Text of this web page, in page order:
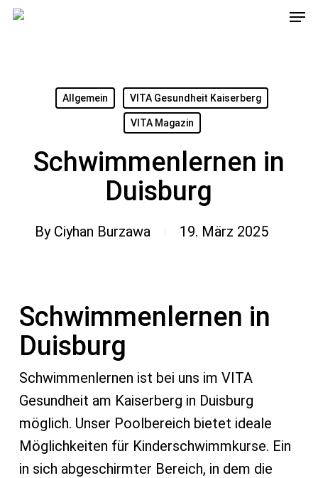
Skip
Allgemein VITA Gesundheit Kaiserberg
VITA Magazin
Schwimmenlernen in
Duisburg
By Ciyhan Burzawa 19. März 2025
Schwimmenlernen in
Duisburg
Schwimmenlernen ist bei uns im VITA
Gesundheit am Kaiserberg in Duisburg
möglich. Unser Poolbereich bietet ideale
Möglichkeiten für Kinderschwimmkurse. Ein
in sich abgeschirmter Bereich, in dem die